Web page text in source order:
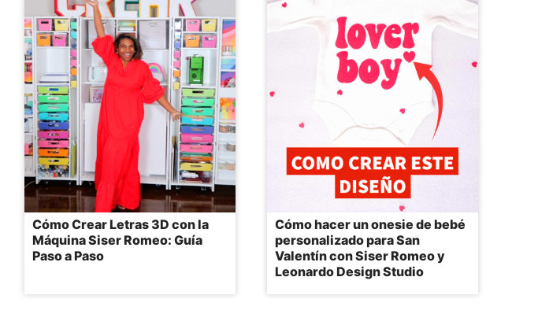
Cómo Crear Letras 3D con la
Máquina Siser Romeo: Guía
Paso a Paso
Cómo hacer un onesie de bebé
personalizado para San
Valentín con Siser Romeo y
Leonardo Design Studio